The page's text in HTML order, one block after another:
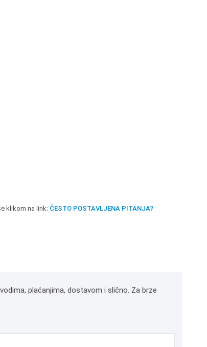
klikom na link: ČESTO POSTAVLJENA PITANJA?
plaćanjima, dostavom i slično. Za brze